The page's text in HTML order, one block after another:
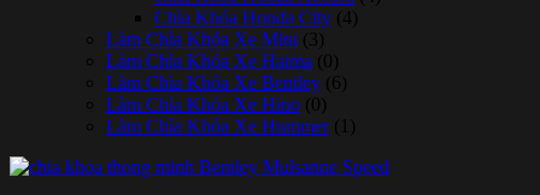
Chìa Khóa Honda City (4)
Làm Chìa Khóa Xe Mini (3)
Làm Chìa Khóa Xe Haima (0)
Làm Chìa Khóa Xe Bentley (6)
Làm Chìa Khóa Xe Hino (0)
Làm Chìa Khóa Xe Hummer (1)